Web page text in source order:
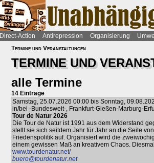
Direct-Action Antirepression Organisierung
Termine und Veranstaltungen
TERMINE UND
alle Termine
14 Einträge
Samstag, 25.07.2026 00:00 bis Sonntag,
in/bei -Bundesweit-, Frankfurt-Gießen-Marburg-
Tour de Natur 2026
Die Tour de Natur ist 1991 aus dem Widerstand
stellt sie sich seitdem Jahr für Jahr an die Seite
Friedenspolitik auf. Organisiert wird die
einem gewissen Maß an kreativem Chaos.
www.tourdenatur.net/
buero@tourdenatur.net